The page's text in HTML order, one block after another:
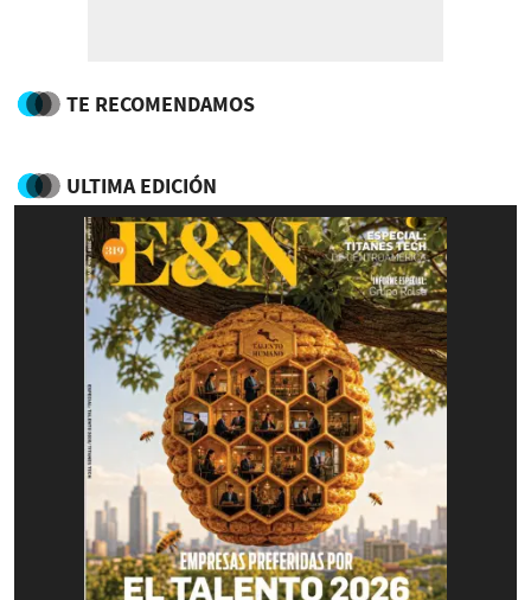
TE RECOMENDAMOS
ULTIMA EDICIÓN